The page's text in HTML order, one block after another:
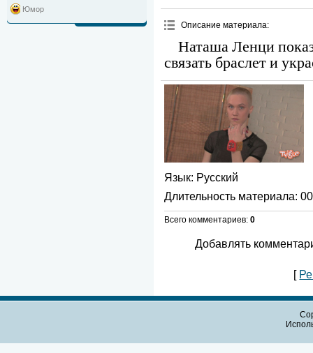
Юмор
Описание материала:
Наташа Ленци
связать браслет и
Язык: Русский
Длительность материала:
Всего комментариев: 0
Добавлять
[